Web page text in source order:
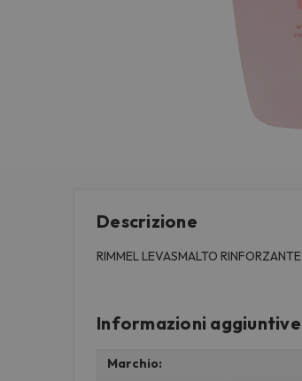
Descrizione
RIMMEL LEVASMALTO RINFORZANTE
Informazioni aggiuntive
Marchio: